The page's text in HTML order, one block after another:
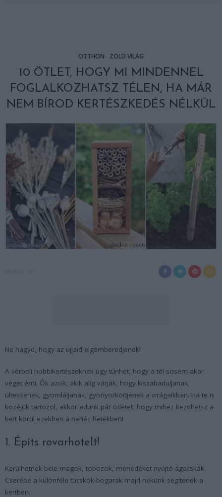
OTTHON ZÖLD VILÁG
10 ÖTLET, HOGY MI MINDENNEL
FOGLALKOZHATSZ TÉLEN, HA MÁR
NEM BÍROD KERTÉSZKEDÉS NÉLKÜL
Ne hagyd, hogy az ujjaid elgémberedjenek!
A vérbeli hobbikertészeknek úgy tűnhet, hogy a tél sosem akar
véget érni. Ők azok, akik alig várják, hogy kiszabaduljanak,
ültessenek, gyomláljanak, gyönyörködjenek a virágaikban. Ha te is
közéjük tartozol, akkor adunk pár ötletet, hogy mihez kezdhetsz a
kert körül ezekben a nehéz hetekben!
1. Építs rovarhotelt!
Kerülhetnek bele magok, tobozok, menedéket nyújtó ágacskák.
Cserébe a különféle tücskök-bogarak majd nekünk segítenek a
kertben.